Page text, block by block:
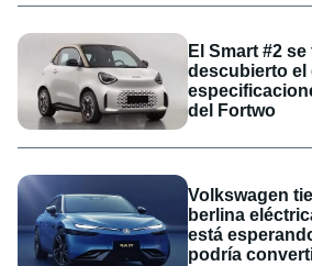
El Smart #2
descubierto el
del Fortwo
Volkswagen
berlina
está
podría